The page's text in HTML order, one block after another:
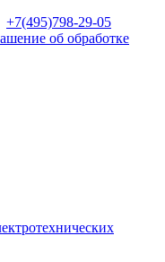
+7(495)798-29-05
об обработке